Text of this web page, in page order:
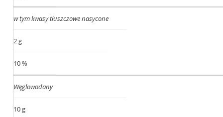
w tym kwasy tłuszczowe nasycone
2 g
10 %
Węglowodany
10 g